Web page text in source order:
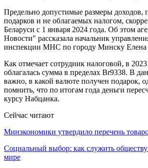
Предельно допустимые размеры доходов,
подарков и не облагаемых налогом,
Беларуси с 1 января 2024 года. Об этом
Новости" рассказала начальник
инспекции МНС по городу Минску Елена
Как отмечает сотрудник налоговой, в
облагалась сумма в пределах Br9338. В
важно, в какой валюте получен подарок,
помнить, что по итогам года деньги
курсу Набцанка.
Сейчас читают
Минэкономики утвердило перечень
Социальный выбор: как служить
мире